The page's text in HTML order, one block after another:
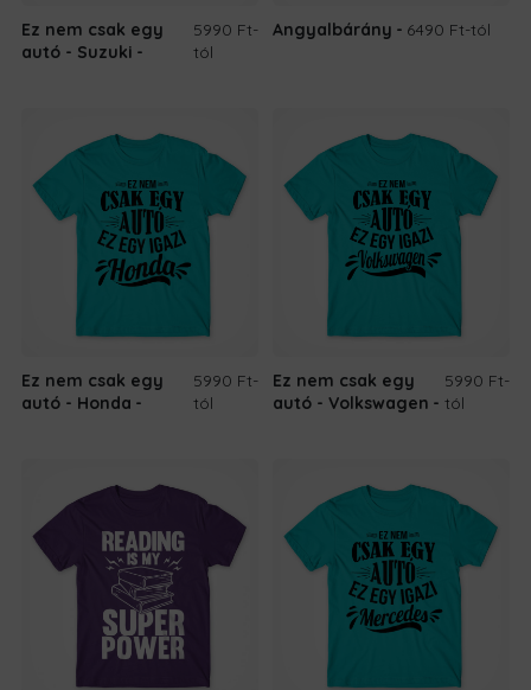
Ez nem csak egy
autó - Suzuki
5990 Ft-
tól
Angyalbárány 6490 Ft-tól
Ez nem csak egy
autó - Honda
5990 Ft-
tól
Ez nem csak egy
autó - Volkswagen
5990 Ft-
tól